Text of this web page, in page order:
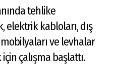
tehlike
elektrik kabloları, dış
ve levhalar
çalışma başlattı.